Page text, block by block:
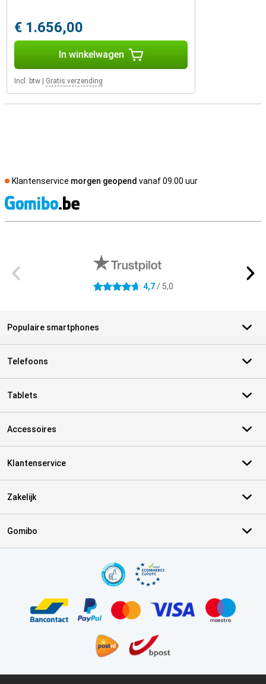
€ 1.656,00
In winkelwagen
Incl. btw Gratis verzending
Klantenservice morgen geopend vanaf 09.00 uur
4.7 sterren 4,7/ 5,0
Populaire smartphones
Telefoons
Tablets
Accessoires
Klantenservice
Zakelijk
Gomibo